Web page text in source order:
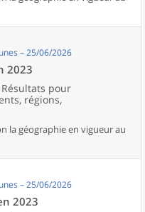
– 25/06/2026
2023
pour
régions,
la géographie en vigueur au
– 25/06/2026
2023